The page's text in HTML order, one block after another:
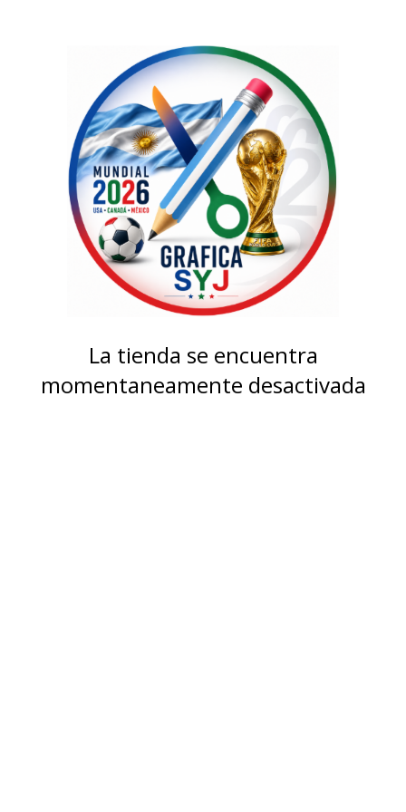
La tienda se encuentra
momentaneamente desactivada